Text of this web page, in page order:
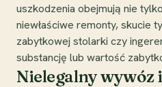
uszkodzenia obejmują nie
niewłaściwe remonty, skucie
zabytkowej stolarki czy
substancję lub wartość
Nielegalny wywóz